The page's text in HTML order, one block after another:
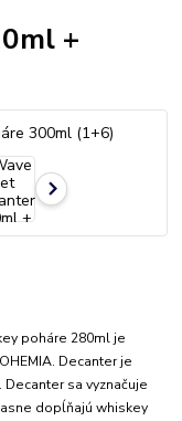
+
poháre 280ml je
Decanter je
sa vyznačuje
dopĺňajú whiskey